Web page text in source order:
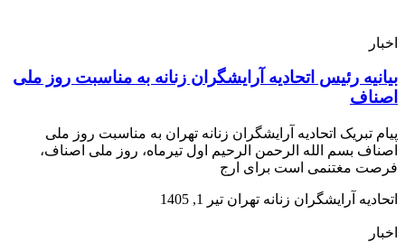
اخبار
بیانیه رئیس اتحادیه آرایشگران زنانه به مناسبت روز ملی
اصناف
پیام تبریک اتحادیه آرایشگران زنانه تهران به مناسبت روز ملی
اصناف بسم الله الرحمن الرحیم اول تیرماه، روز ملی اصناف،
فرصت مغتنمی است برای ارج
اتحادیه آرایشگران زنانه تهران تیر 1, 1405
اخبار